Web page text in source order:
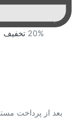
20% تخفیف
بعد از پرداخت